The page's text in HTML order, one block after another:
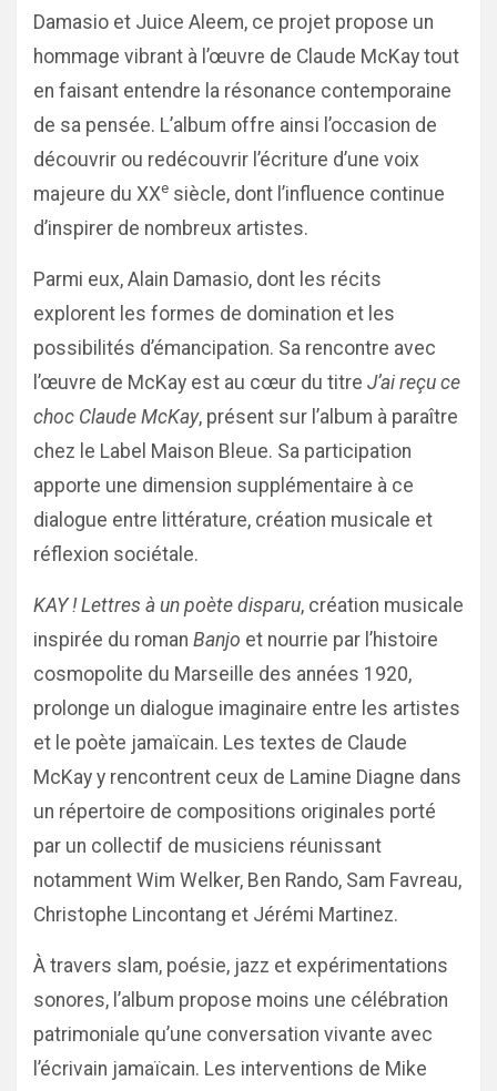
Damasio et Juice Aleem, ce projet propose un
hommage vibrant à l’œuvre de Claude McKay tout
en faisant entendre la résonance contemporaine
de sa pensée. L’album offre ainsi l’occasion de
découvrir ou redécouvrir l’écriture d’une voix
majeure du XXe siècle, dont l’influence continue
d’inspirer de nombreux artistes.
Parmi eux, Alain Damasio, dont les récits
explorent les formes de domination et les
possibilités d’émancipation. Sa rencontre avec
l’œuvre de McKay est au cœur du titre J’ai reçu ce
choc Claude McKay, présent sur l’album à paraître
chez le Label Maison Bleue. Sa participation
apporte une dimension supplémentaire à ce
dialogue entre littérature, création musicale et
réflexion sociétale.
KAY ! Lettres à un poète disparu, création musicale
inspirée du roman Banjo et nourrie par l’histoire
cosmopolite du Marseille des années 1920,
prolonge un dialogue imaginaire entre les artistes
et le poète jamaïcain. Les textes de Claude
McKay y rencontrent ceux de Lamine Diagne dans
un répertoire de compositions originales porté
par un collectif de musiciens réunissant
notamment Wim Welker, Ben Rando, Sam Favreau,
Christophe Lincontang et Jérémi Martinez.
À travers slam, poésie, jazz et expérimentations
sonores, l’album propose moins une célébration
patrimoniale qu’une conversation vivante avec
l’écrivain jamaïcain. Les interventions de Mike